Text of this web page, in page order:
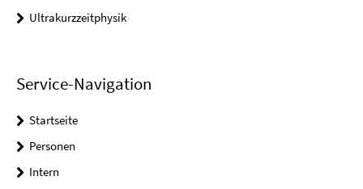
Ultrakurzzeitphysik
Service-Navigation
Startseite
Personen
Intern